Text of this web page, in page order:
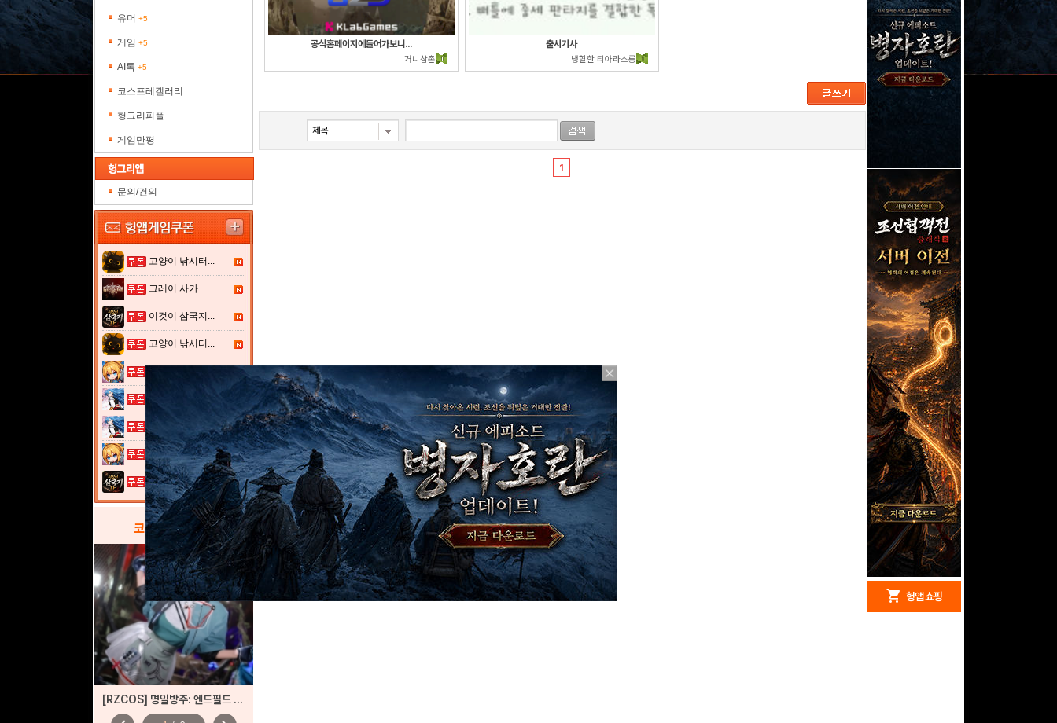
유머 +5
게임 +5
AI톡 +5
코스프레갤러리
헝그리피플
게임만평
문의/건의
고양이 낚시터...
그레이 사가
이것이 삼국지...
고양이 낚시터...
열혈강호: 넥...
여전사 키우기...
이것이 삼국지...
코스프레갤러리
[RZCOS] 명일방주: 엔드필드 - 진천우 (Model. 나리땽)
공식홈페이지에들어가보니...
거니삼촌
출시기사
냉혈한 티아라스롱
1
shopping_cart 헝앱 쇼핑